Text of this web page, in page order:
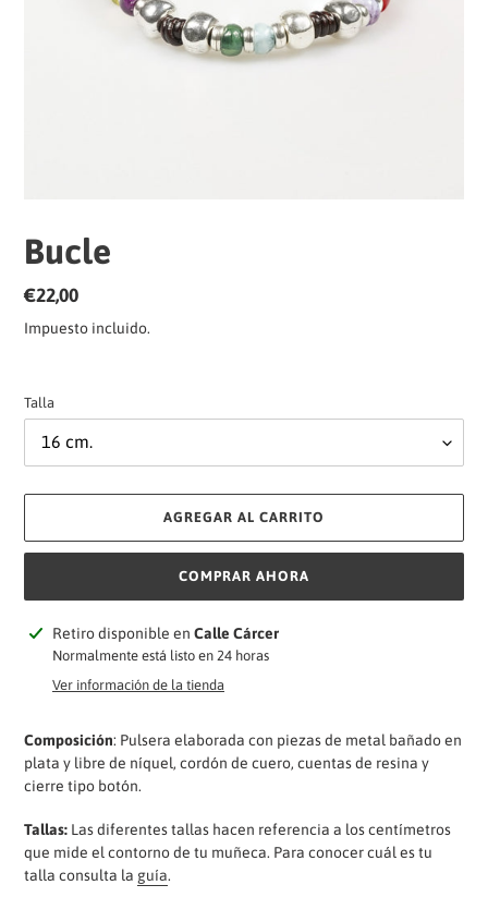
Bucle
Precio
habitual
€22,00
Impuesto incluido.
Talla
AGREGAR AL CARRITO
COMPRAR AHORA
Agregando
producto
carrito
Retiro disponible en Calle Cárcer
Normalmente está listo en 24 horas
Ver información de la tienda
Composición: Pulsera elaborada con piezas de metal bañado en
plata y libre de níquel, cordón de cuero, cuentas de resina y
cierre tipo botón.
Tallas: Las diferentes tallas hacen referencia a los centímetros
que mide el contorno de tu muñeca. Para conocer cuál es tu
talla consulta la guía.